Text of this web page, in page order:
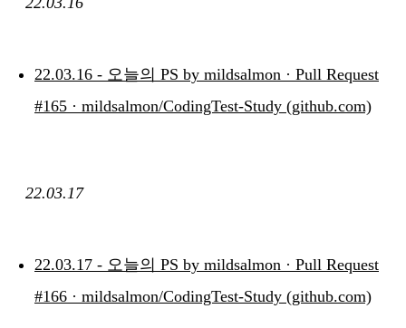
22.03.16 - 오늘의 PS by mildsalmon · Pull Request
#165 · mildsalmon/CodingTest-Study (github.com)
22.03.17
22.03.17 - 오늘의 PS by mildsalmon · Pull Request
#166 · mildsalmon/CodingTest-Study (github.com)